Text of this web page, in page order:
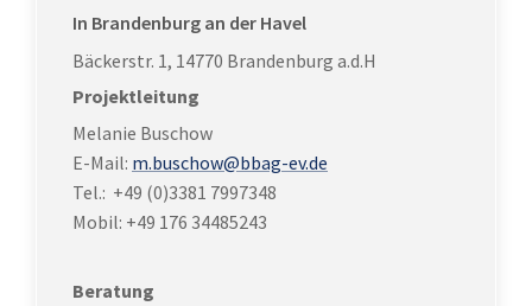
In Brandenburg an der Havel
Bäckerstr. 1, 14770 Brandenburg a.d.H
Projektleitung
Melanie Buschow
E-Mail: m.buschow@bbag-ev.de
Tel.: +49 (0)3381 7997348
Mobil: +49 176 34485243
Beratung